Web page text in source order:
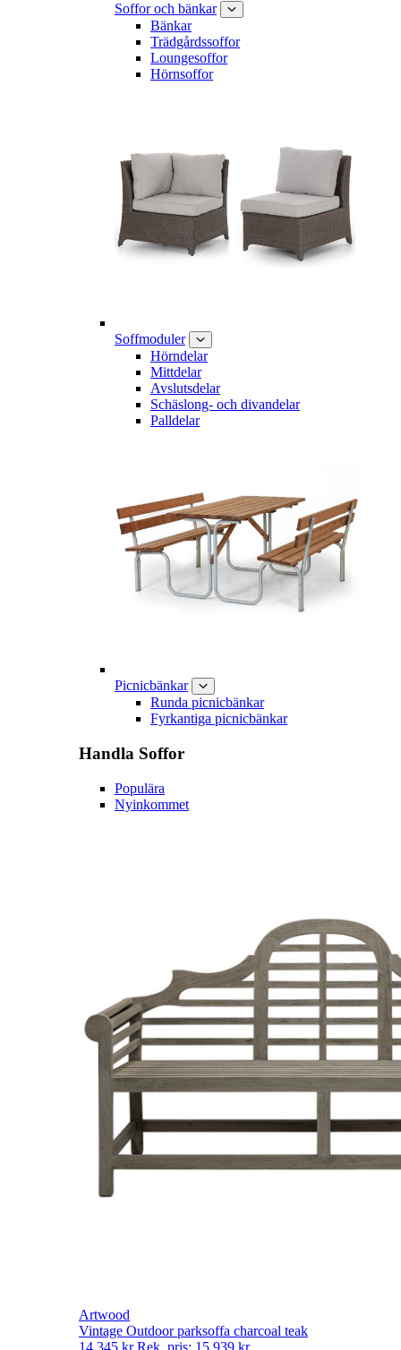
Soffor och bänkar
Bänkar
Trädgårdssoffor
Loungesoffor
Hörnsoffor
Soffmoduler
Hörndelar
Mittdelar
Avslutsdelar
Schäslong- och divandelar
Palldelar
Picnicbänkar
Runda picnicbänkar
Fyrkantiga picnicbänkar
Handla Soffor
Populära
Nyinkommet
Artwood
Vintage Outdoor parksoffa charcoal teak
14 345 kr Rek. pris: 15 939 kr